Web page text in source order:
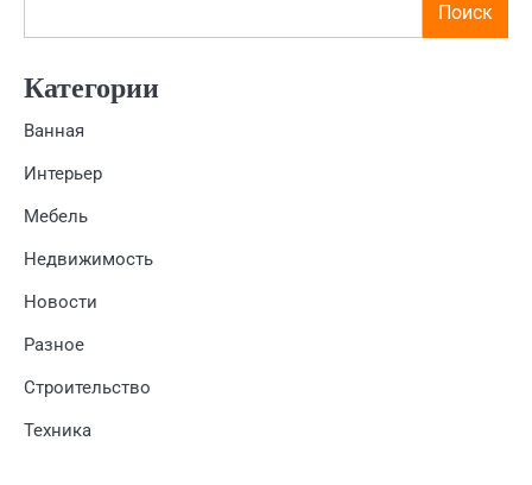
Поиск
Категории
Ванная
Интерьер
Мебель
Недвижимость
Новости
Разное
Строительство
Техника